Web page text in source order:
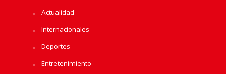
Actualidad
Internacionales
Deportes
Entretenimiento